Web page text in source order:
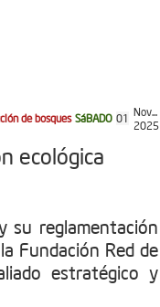
de bosques SáBADO 01 Nov...
2025
ecológica
reglamentación
Fundación Red de
estratégico y